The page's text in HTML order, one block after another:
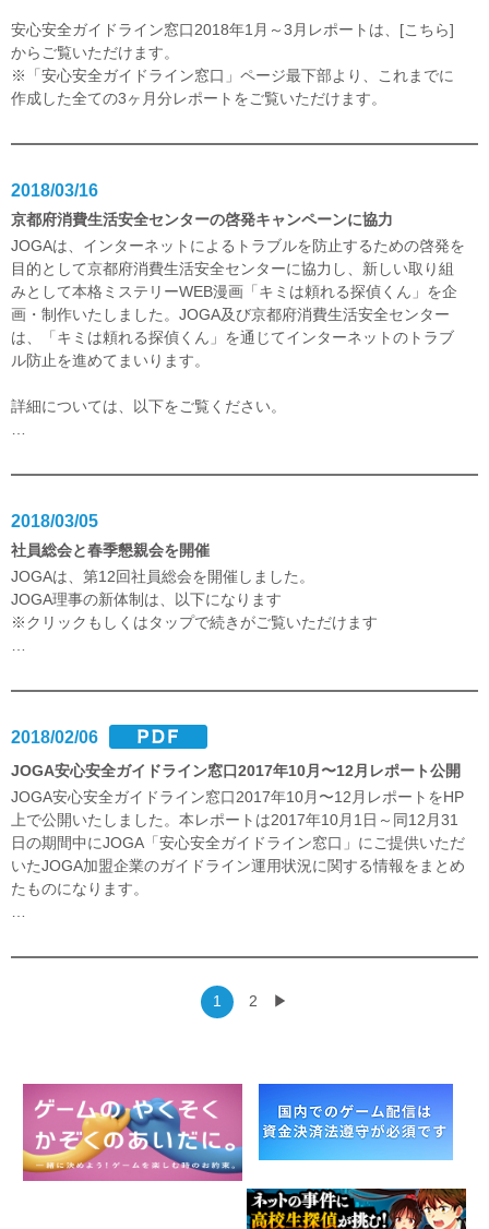
安心安全ガイドライン窓口2018年1月～3月レポートは、 [こちら]
からご覧いただけます。
※
「安心安全ガイドライン窓口」ページ最下部より、これまでに
作成した全ての3ヶ月分レポートをご覧いただけます。
2018/03/16
京都府消費生活安全センターの啓発キャンペーンに協力
JOGAは、インターネットによるトラブルを防止するための啓発を
目的として京都府消費生活安全センターに協力し、新しい取り組
みとして本格ミステリーWEB漫画「キミは頼れる探偵くん」を企
画・制作いたしました。JOGA及び京都府消費生活安全センター
は、「キミは頼れる探偵くん」を通じてインターネットのトラブ
ル防止を進めてまいります。
詳細については、以下をご覧ください。
2018/03/05
社員総会と春季懇親会を開催
JOGAは、第12回社員総会を開催しました。
JOGA理事の新体制は、以下になります
※クリックもしくはタップで続きがご覧いただけます
2018/02/06
JOGA安心安全ガイドライン窓口2017年10月〜12月レポート公開
JOGA安心安全ガイドライン窓口2017年10月〜12月レポートをHP
上で公開いたしました。本レポートは2017年10月1日～同12月31
日の期間中にJOGA「安心安全ガイドライン窓口」にご提供いただ
いたJOGA加盟企業のガイドライン運用状況に関する情報をまとめ
たものになります。
1 2 ▶